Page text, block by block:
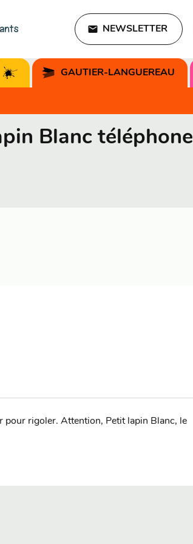
email NEWSLETTER
GAUTIER-LANGUEREAU
Blanc téléphone
pour rigoler. Attention, Petit lapin Blanc, le